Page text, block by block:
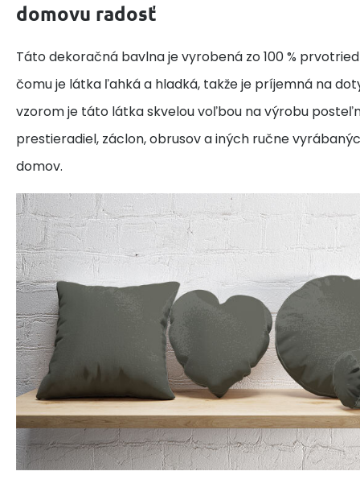
domovu radosť
Táto dekoračná bavlna je vyrobená zo 100 %
čomu je látka ľahká a hladká, takže je príjemná na
vzorom je táto látka skvelou voľbou na výrobu
prestieradiel, záclon, obrusov a iných ručne
domov.